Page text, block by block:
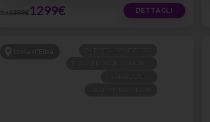
DA1399€1299€ DETTAGLI
Isola d'Elba